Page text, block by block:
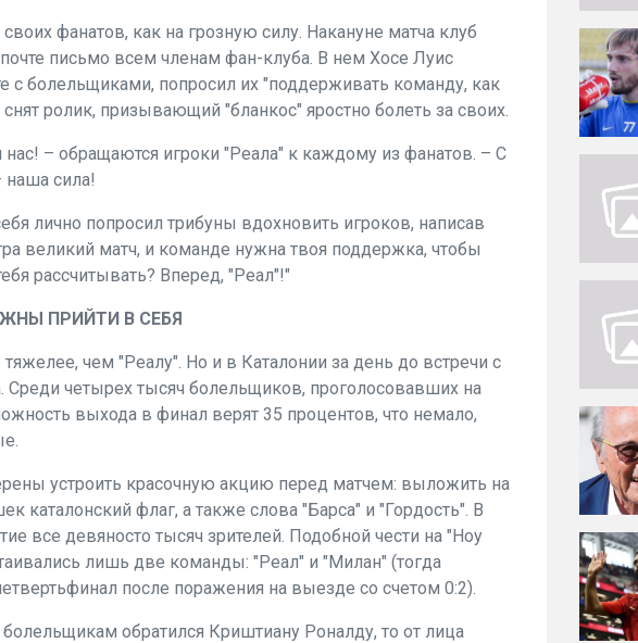
своих фанатов, как на грозную силу. Накануне матча клуб
письмо всем членам фан-клуба. В нем Хосе Луис
с болельщиками, попросил их "поддерживать команду, как
ролик, призывающий "бланкос" яростно болеть за своих.
– обращаются игроки "Реала" к каждому из фанатов. – С
сила!
лично попросил трибуны вдохновить игроков, написав
великий матч, и команде нужна твоя поддержка, чтобы
рассчитывать? Вперед, "Реал"!"
ПРИЙТИ В СЕБЯ
чем "Реалу". Но и в Каталонии за день до встречи с
четырех тысяч болельщиков, проголосовавших на
выхода в финал верят 35 процентов, что немало,
устроить красочную акцию перед матчем: выложить на
каталонский флаг, а также слова "Барса" и "Гордость". В
все девяносто тысяч зрителей. Подобной чести на "Ноу
лишь две команды: "Реал" и "Милан" (тогда
после поражения на выезде со счетом 0:2).
обратился Криштиану Роналду, то от лица